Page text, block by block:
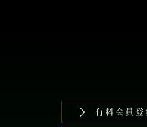
有料会員登